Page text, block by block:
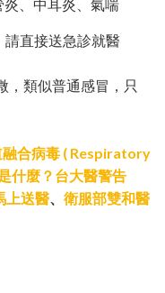
、中耳炎、氣喘
請直接送急診就醫
，類似普通感冒，只
融合病毒 ( Respiratory
什麼？台大醫警告
上送醫、 衛服部雙和醫